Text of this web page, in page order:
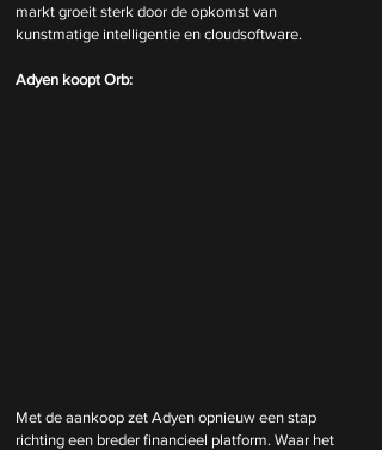
markt groeit sterk door de opkomst van
kunstmatige intelligentie en cloudsoftware.
Adyen koopt Orb:
Met de aankoop zet Adyen opnieuw een stap
richting een breder financieel platform. Waar het